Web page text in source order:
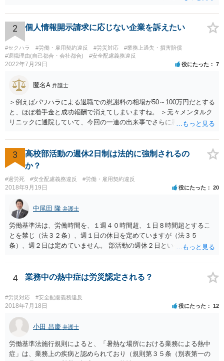
我に関しては労災保険からの給付や会社からの損害賠償が、過重労働
に関しては未払残業代の支払が受けられる可能性がある事案とお見受
けします。 請求が認められる可能性や採るべき手続を検討するには、
様々な事情のヒアリングや証拠資料の検討が必要になるため、今後の
方針の検討も含め、一度面談にて法律相談をされることをおすすめし
ます。
2 個人情報開示請求に応じない企業を訴えたい
#セクハラ #労働・雇用契約違反 #労災対応
#業務上過失・損害賠償
#退職理由(自己都合・会社都合)
#安全配慮義務違反
2022年7月29日 役にたった 7
匿名A 弁護士
＞例えばパワハラによる退職での慰謝料の相場が50～100万円だとする
と、ほぼ着手金と成功報酬で消えてしまいますね。 ＞元々メンタルク
リニックに通院していて、今回の一連の出来事でさらに悪化した事実
万が一、慰謝料請求が認められるにしても金額としては微々たるもの
かと思いますが、依頼する弁護士に詳細を説明したうえで指示を仰い
だ方がいいかと思います。
3
高校部活動の週休2日制は法的に強制されるの
か？
#過労死 #安全配慮義務違反 #労働・雇用契約違反
2018年9月19日 役にたった 20
中尾田 隆 弁護士
労働基準法は、労働時間を、１週４０時間超、１日８時間超とするこ
とを禁じ（法３２条）、週１日の休日を定めていますが（法３５
条）、週２日は定めていません。 部活動の週休２日というのは、スポ
り週休2日とするか、しないか、もっと別の制度とするかは、各教育委
員会や学校の判断に委ねられています。 したがって、生徒の保護者会
もらいたいなどと、交渉してもらうことが良いと考えられます。 もち
ろん、保護者の間でも、週休2日制を認める意見と、反対の意見と対立
することは予想されますが、そういったことも含めて話し合いをする
ことが必要と思われます。
4 業務中の熱中症は労災認定される？
#労災対応 #安全配慮義務違反
2018年7月18日 役にたった 12
小田 昌慶 弁護士
労働基準法施行規則によると、「暑熱な場所における業務による熱中
症」は、業務上の疾病と認められており（規則第３５条（別表第一の